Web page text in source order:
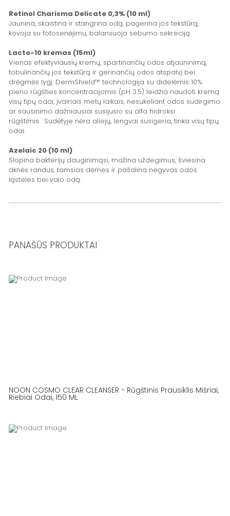
Retinol Charisma Delicate 0,3% (10 ml)
Jaunina, skaistina ir stangrina odą, pagerina jos tekstūrą,
kovoja su fotosenėjimu, balansuoja sebumo sekreciją.
Lacto-10 kremas (15ml)
Vienas efektyviausių kremų, spartinančių odos atjauninimą,
tobulinančių jos tekstūrą ir gerinančių odos atspalvį bei
drėgmės lygį. DermShield™ technologija su didelėmis 10%
pieno rūgšties koncentracijomis (pH 3.5) leidžia naudoti kremą
visų tipų odai, įvairiais metų laikais, nesukeliant odos sudirgimo
ar sausinimo dažniausiai susijusio su alfa hidroksi
rūgštimis. Sudėtyje nėra aliejų, lengvai susigeria, tinka visų tipų
odai.
Azelaic 20 (10 ml)
Slopina bakterijų dauginimąsi, mažina uždegimus, šviesina
aknės randus, tamsias dėmes ir pašalina negyvas odos
ląsteles bei valo odą.
PANAŠŪS PRODUKTAI
NOON COSMO CLEAR CLEANSER - Rūgštinis Prausiklis Mišriai,
Riebiai Odai, 150 ML